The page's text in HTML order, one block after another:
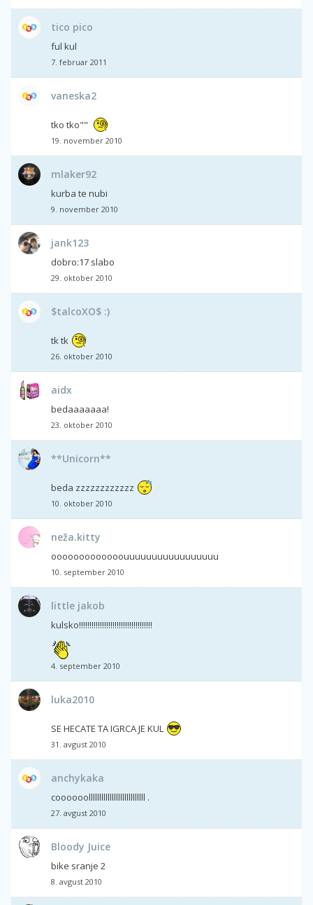
tico pico
ful kul
7. februar 2011
vaneska2
tko tko""
19. november 2010
mlaker92
kurba te nubi
9. november 2010
jank123
dobro:17 slabo
29. oktober 2010
$talcoXO$ :)
tk tk
26. oktober 2010
aidx
bedaaaaaaa!
23. oktober 2010
**Unicorn**
beda zzzzzzzzzzzz
10. oktober 2010
neža.kitty
ooooooooooooouuuuuuuuuuuuuuuuu
10. september 2010
little jakob
kulsko!!!!!!!!!!!!!!!!!!!!!!!!!!!!!!!!!!!
4. september 2010
luka2010
SE HECATE TA IGRCA JE KUL
31. avgust 2010
anchykaka
coooooolllllllllllllllllllllllllll .
27. avgust 2010
Bloody Juice
bike sranje 2
8. avgust 2010